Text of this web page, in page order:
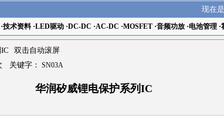
现在是
技术资料·LED驱动·DC-DC ·AC-DC ·MOSFET·音频功放·电池管理·
IC 双击自动滚屏
关键字： SN03A
华润矽威锂电保护系列IC